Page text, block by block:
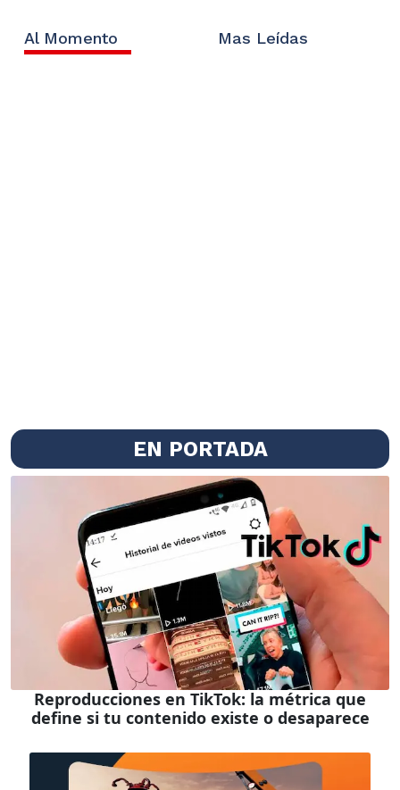
Al Momento Mas Leídas
EN PORTADA
Reproducciones en TikTok: la métrica que
define si tu contenido existe o desaparece